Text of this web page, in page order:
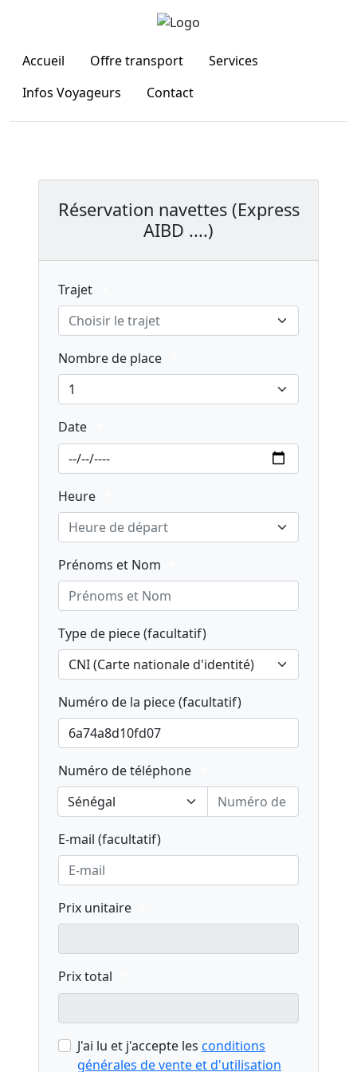
Accueil Offre transport
Services
Infos Voyageurs
Contact
Réservation navettes (Express
AIBD ....)
Trajet
Choisir le trajet
Nombre de place
1
Date
Heure
Heure de départ
Prénoms et Nom
Type de piece (facultatif)
CNI (Carte nationale d'identité)
Numéro de la piece (facultatif)
Numéro de téléphone
Sénégal
E-mail (facultatif)
Prix unitaire
Prix total
J'ai lu et j'accepte les conditions
générales de vente et d'utilisation